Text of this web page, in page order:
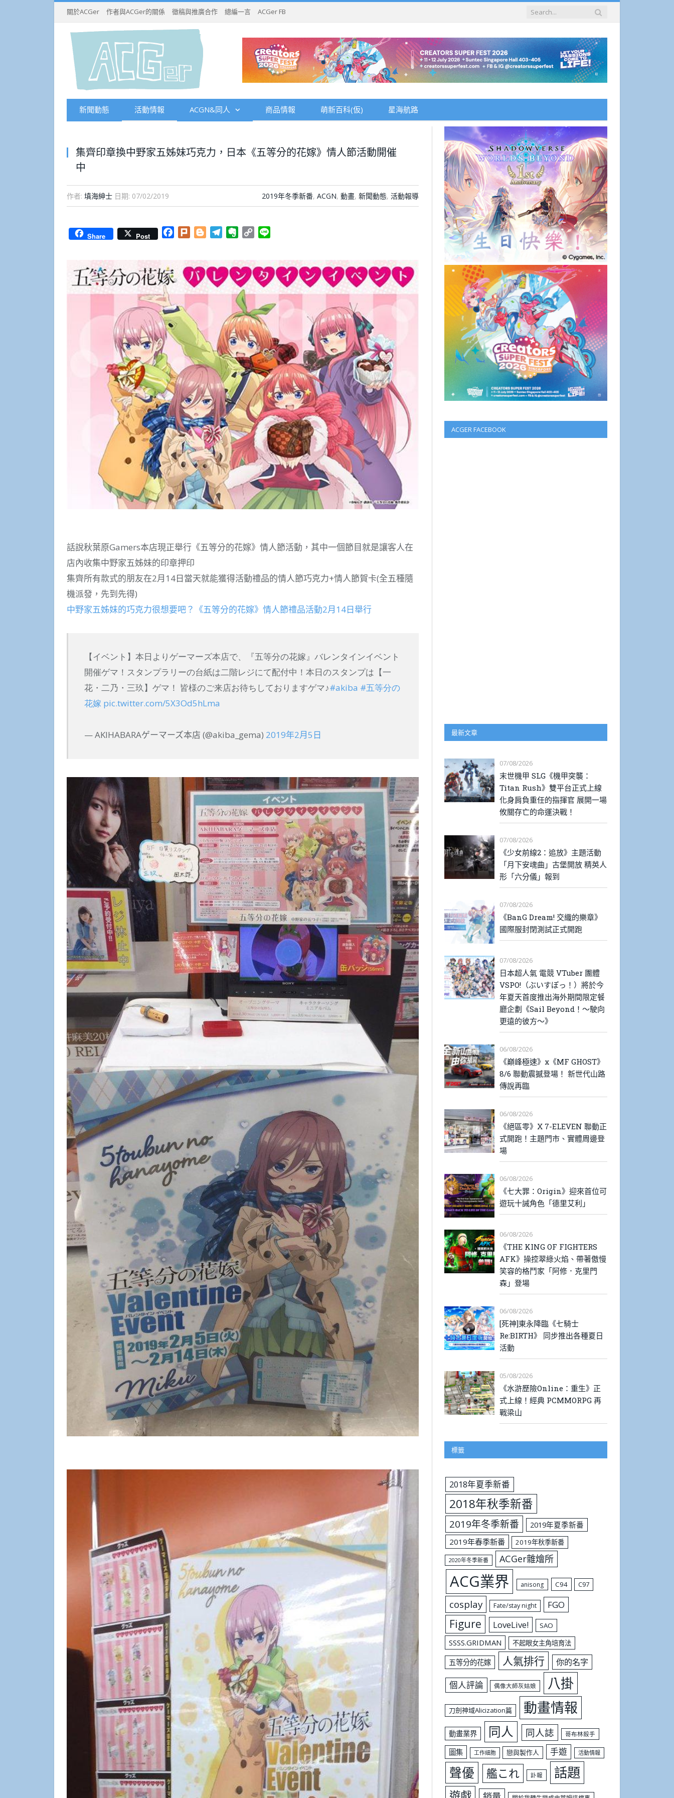
關於ACGer 作者與ACGer的關係 徵稿與推廣合作 總編一言 ACGer FB
新聞動態 活動情報 ACGN&同人 商品情報 萌新百科(仮) 星海航路
集齊印章換中野家五姊妹巧克力，日本《五等分的花嫁》情人節活動開催
中
作者: 填海紳士 日期: 07/02/2019 2019年冬季新番, ACGN, 動畫, 新聞動態, 活動報導
Share Post Facebook
Plurk BloggerTelegramEvernote
Copy
話說秋葉原Gamers本店現正舉行《五等分的花嫁》情人節活動，其中一個節目就是讓客人在
店內收集中野家五姊妹的印章押印
集齊所有款式的朋友在2月14日當天就能獲得活動禮品的情人節巧克力+情人節賀卡(全五種隨
機派發，先到先得)
中野家五姊妹的巧克力很想要吧？《五等分的花嫁》情人節禮品活動2月14日舉行
【イベント】本日よりゲーマーズ本店で、『五等分の花嫁』バレンタインイベント
開催ゲマ！スタンプラリーの台紙は二階レジにて配付中！本日のスタンプは【一
花・二乃・三玖】ゲマ！ 皆様のご来店お待ちしておりますゲマ♪#akiba #五等分の
花嫁 pic.twitter.com/5X3Od5hLma
— AKIHABARAゲーマーズ本店 (@akiba_gema) 2019年2月5日
ACGER FACEBOOK
最新文章
07/08/2026
末世機甲 SLG《機甲突襲：
Titan Rush》雙平台正式上線
化身肩負重任的指揮官 展開一場
攸關存亡的命運決戰！
07/08/2026
《少女前線2：追放》主題活動
「月下安魂曲」古堡開放 精英人
形「六分儀」報到
07/08/2026
《BanG Dream! 交織的樂章》
國際服封閉測試正式開跑
07/08/2026
日本超人氣 電競 VTuber 團體
VSPO!（ぶいすぽっ！）將於今
年夏天首度推出海外期間限定餐
廳企劃《Sail Beyond！～駛向
更遠的彼方～》
06/08/2026
《巔峰極速》x《MF GHOST》
8/6 聯動震撼登場！ 新世代山路
傳說再臨
06/08/2026
《絕區零》X 7-ELEVEN 聯動正
式開跑！主題門市、實體周邊登
場
06/08/2026
《七大罪：Origin》迎來首位可
遊玩十誡角色「德里艾利」
06/08/2026
《THE KING OF FIGHTERS
AFK》操控翠綠火焰、帶著傲慢
笑容的格鬥家「阿修．克里門
森」登場
06/08/2026
[死神]東永降臨《七騎士
Re:BIRTH》 同步推出各種夏日
活動
05/08/2026
《水滸歷險Online：重生》正
式上線！經典 PCMMORPG 再
戰梁山
標籤
2018年夏季新番
2018年秋季新番
2019年冬季新番
2019年夏季新番
2019年春季新番
2019年秋季新番
2020年冬季新番 ACGer雜燴所
ACG業界 anisong C94 C97
cosplay Fate/stay night FGO
Figure LoveLive! SAO
SSSS.GRIDMAN 不起眼女主角培育法
五等分的花嫁 人氣排行 你的名字
個人評論 偶像大師灰姑娘 八掛
刀劍神域Alicization篇 動畫情報
動畫業界 同人 同人誌 哥布林殺手
圖集 工作細胞 戀與製作人 手遊 活動情報
聲優 艦これ 訃報 話題